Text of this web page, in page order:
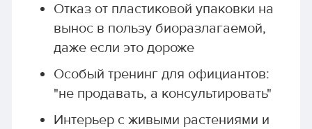
Отказ от пластиковой упаковки на
вынос в пользу биоразлагаемой,
даже если это дороже
Особый тренинг для официантов:
"не продавать, а консультировать"
Интерьер с живыми растениями и